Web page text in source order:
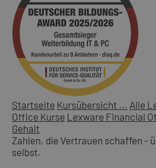
Startseite Kursübersicht ... Alle
Office Kurse Lexware Financial
Gehalt
Zahlen, die Vertrauen schaffen -
selbst.